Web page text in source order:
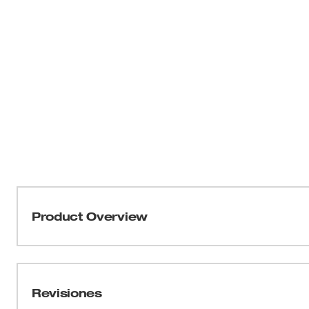
Product Overview
con giro y bloqueo independiente que ofrecen mayor
Revisiones